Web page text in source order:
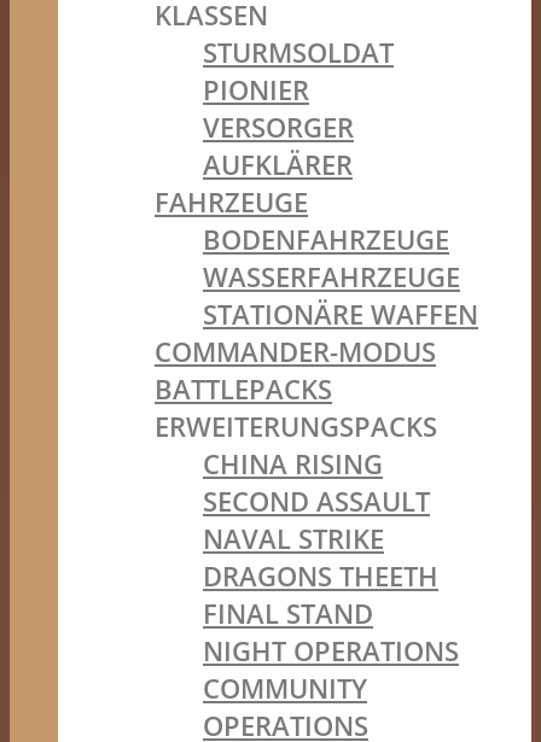
KLASSEN
STURMSOLDAT
PIONIER
VERSORGER
AUFKLÄRER
FAHRZEUGE
BODENFAHRZEUGE
WASSERFAHRZEUGE
STATIONÄRE WAFFEN
COMMANDER-MODUS
BATTLEPACKS
ERWEITERUNGSPACKS
CHINA RISING
SECOND ASSAULT
NAVAL STRIKE
DRAGONS THEETH
FINAL STAND
NIGHT OPERATIONS
COMMUNITY
OPERATIONS